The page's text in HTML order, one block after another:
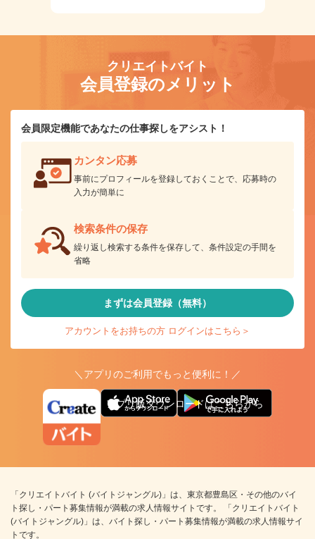
クリエイトバイト
会員登録のメリット
会員限定機能であなたの仕事探しをアシスト！
カンタン応募
事前にプロフィールを登録しておくことで、応募時の
入力が簡単に
検索条件の保存
繰り返し検索する条件を保存して、条件設定の手間を
省略
まずは会員登録（無料）
アカウントをお持ちの方 ログインはこちら＞
＼アプリのご利用でもっと便利に！／
アプリ版ダウンロードはこちらから
「クリエイトバイト (バイトジャングル)」は、東京都豊島区・その他のバイ
ト探し・パート募集情報が満載の求人情報サイトです。 「クリエイトバイト
(バイトジャングル)」は、バイト探し・パート募集情報が満載の求人情報サイ
トです。